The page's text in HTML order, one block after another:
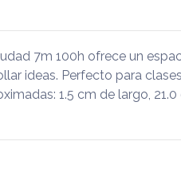
7m 100h ofrece un
ideas. Perfecto para
1.5 cm de largo,